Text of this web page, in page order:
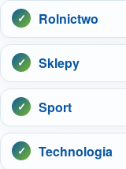
Rolnictwo
Sklepy
Sport
Technologia